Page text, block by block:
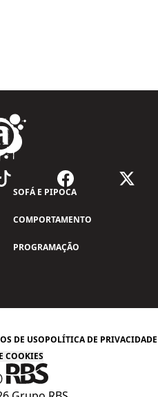
SOFÁ E PIPOCA
COMPORTAMENTO
PROGRAMAÇÃO
DE USOPOLÍTICA DE PRIVACIDADE
COOKIES